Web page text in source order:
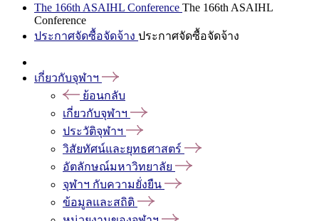
The 166th ASAIHL Conference The 166th ASAIHL
Conference
ประกาศจัดซื้อจัดจ้าง ประกาศจัดซื้อจัดจ้าง
เกี่ยวกับจุฬาฯ
ย้อนกลับ
เกี่ยวกับจุฬาฯ
ประวัติจุฬาฯ
วิสัยทัศน์และยุทธศาสตร์
อัตลักษณ์มหาวิทยาลัย
จุฬาฯ กับความยั่งยืน
ข้อมูลและสถิติ